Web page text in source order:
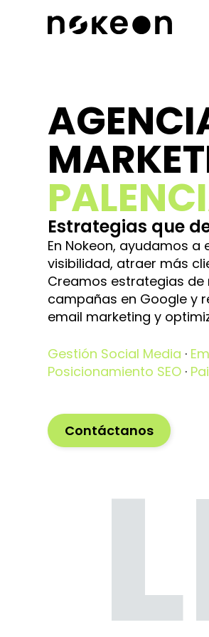
Estrategias que
En Nokeon, ayudamos
visibilidad, atraer más
Creamos estrategias
campañas en Google y
email marketing y
Gestión Social Media ·
Posicionamiento SEO ·
Contáctanos